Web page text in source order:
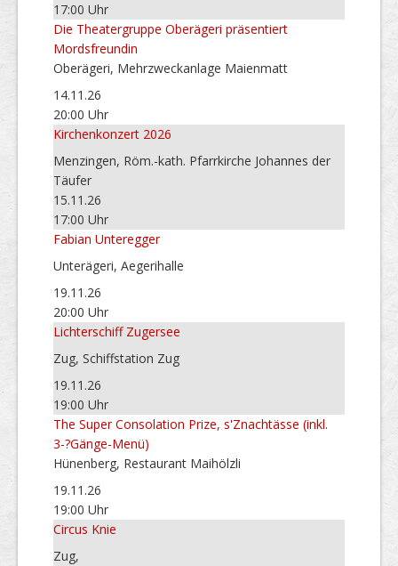
17:00 Uhr
Die Theatergruppe Oberägeri präsentiert
Mordsfreundin
Oberägeri, Mehrzweckanlage Maienmatt
14.11.26
20:00 Uhr
Kirchenkonzert 2026
Menzingen, Röm.-kath. Pfarrkirche Johannes der
Täufer
15.11.26
17:00 Uhr
Fabian Unteregger
Unterägeri, Aegerihalle
19.11.26
20:00 Uhr
Lichterschiff Zugersee
Zug, Schiffstation Zug
19.11.26
19:00 Uhr
The Super Consolation Prize, s'Znachtässe (inkl.
3-?Gänge-Menü)
Hünenberg, Restaurant Maihölzli
19.11.26
19:00 Uhr
Circus Knie
Zug,